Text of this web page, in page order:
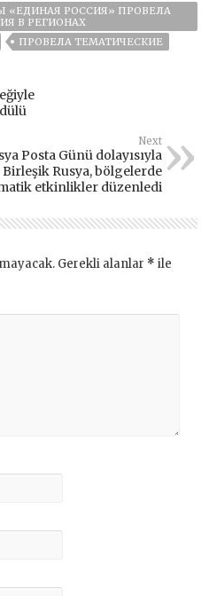
РОССИЯ» ПРОВЕЛА
В РЕГИОНАХ
ПРОВЕЛА ТЕМАТИЧЕСКИЕ
Next
Posta Günü dolayısıyla
Birleşik Rusya, bölgelerde
etkinlikler düzenledi
Gerekli alanlar * ile